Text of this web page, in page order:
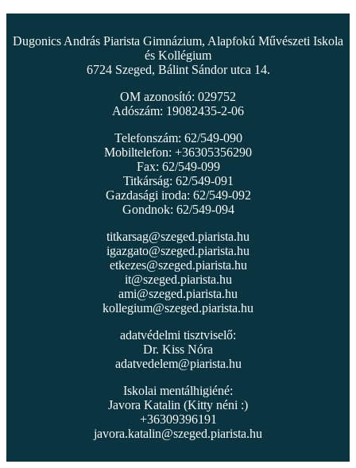
Dugonics András Piarista Gimnázium, Alapfokú Művészeti Iskola
és Kollégium
6724 Szeged, Bálint Sándor utca 14.
OM azonosító: 029752
Adószám: 19082435-2-06
Telefonszám: 62/549-090
Mobiltelefon: +36305356290
Fax: 62/549-099
Titkárság: 62/549-091
Gazdasági iroda: 62/549-092
Gondnok: 62/549-094
titkarsag@szeged.piarista.hu
igazgato@szeged.piarista.hu
etkezes@szeged.piarista.hu
it@szeged.piarista.hu
ami@szeged.piarista.hu
kollegium@szeged.piarista.hu
adatvédelmi tisztviselő:
Dr. Kiss Nóra
adatvedelem@piarista.hu
Iskolai mentálhigiéné:
Javora Katalin (Kitty néni :)
+36309396191
javora.katalin@szeged.piarista.hu